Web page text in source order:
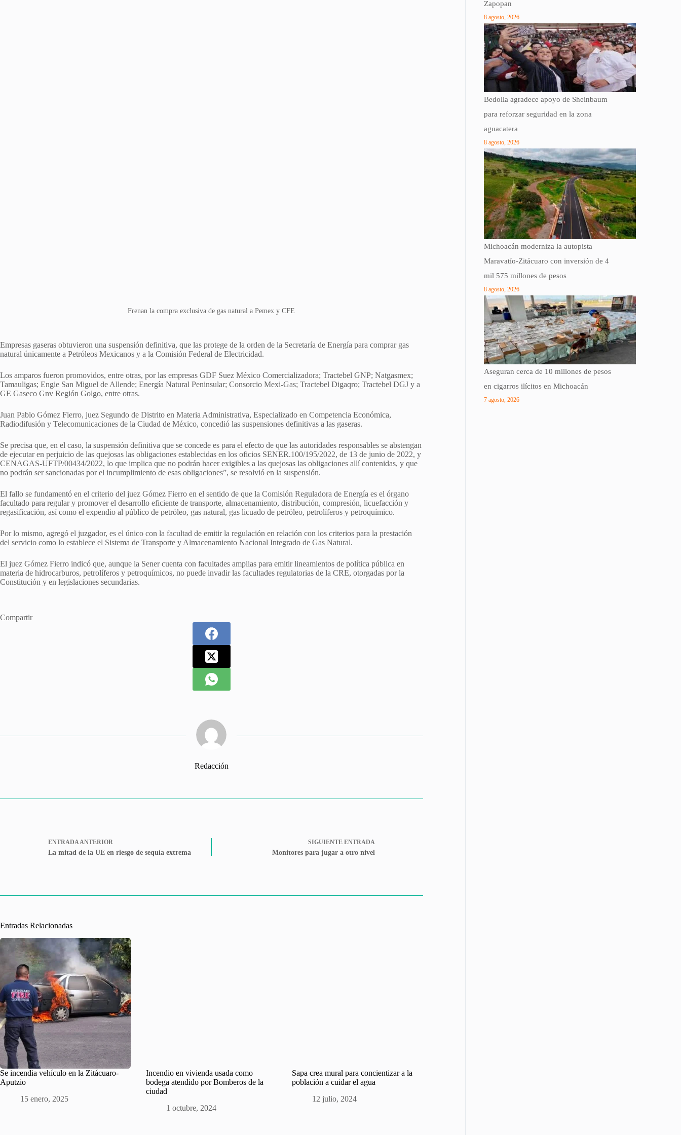
Frenan la compra exclusiva de gas natural a Pemex y CFE
Empresas gaseras obtuvieron una suspensión definitiva, que las protege de la orden de la Secretaría de Energía para comprar gas
natural únicamente a Petróleos Mexicanos y a la Comisión Federal de Electricidad.
Los amparos fueron promovidos, entre otras, por las empresas GDF Suez México Comercializadora; Tractebel GNP; Natgasmex;
Tamauligas; Engie San Miguel de Allende; Energía Natural Peninsular; Consorcio Mexi-Gas; Tractebel Digaqro; Tractebel DGJ y a
GE Gaseco Gnv Región Golgo, entre otras.
Juan Pablo Gómez Fierro, juez Segundo de Distrito en Materia Administrativa, Especializado en Competencia Económica,
Radiodifusión y Telecomunicaciones de la Ciudad de México, concedió las suspensiones definitivas a las gaseras.
Se precisa que, en el caso, la suspensión definitiva que se concede es para el efecto de que las autoridades responsables se abstengan
de ejecutar en perjuicio de las quejosas las obligaciones establecidas en los oficios SENER.100/195/2022, de 13 de junio de 2022, y
CENAGAS-UFTP/00434/2022, lo que implica que no podrán hacer exigibles a las quejosas las obligaciones allí contenidas, y que
no podrán ser sancionadas por el incumplimiento de esas obligaciones”, se resolvió en la suspensión.
El fallo se fundamentó en el criterio del juez Gómez Fierro en el sentido de que la Comisión Reguladora de Energía es el órgano
facultado para regular y promover el desarrollo eficiente de transporte, almacenamiento, distribución, compresión, licuefacción y
regasificación, así como el expendio al público de petróleo, gas natural, gas licuado de petróleo, petrolíferos y petroquímico.
Por lo mismo, agregó el juzgador, es el único con la facultad de emitir la regulación en relación con los criterios para la prestación
del servicio como lo establece el Sistema de Transporte y Almacenamiento Nacional Integrado de Gas Natural.
El juez Gómez Fierro indicó que, aunque la Sener cuenta con facultades amplias para emitir lineamientos de política pública en
materia de hidrocarburos, petrolíferos y petroquímicos, no puede invadir las facultades regulatorias de la CRE, otorgadas por la
Constitución y en legislaciones secundarias.
Compartir
Redacción
ENTRADAANTERIOR
La mitad de la UE en riesgo de sequía extrema
SIGUIENTE ENTRADA
Monitores para jugar a otro nivel
Entradas Relacionadas
Se incendia vehículo en la Zitácuaro-
Aputzio
15 enero, 2025
Incendio en vivienda usada como
bodega atendido por Bomberos de la
ciudad
1 octubre, 2024
Sapa crea mural para concientizar a la
población a cuidar el agua
12 julio, 2024
Zapopan
8 agosto, 2026
Bedolla agradece apoyo de Sheinbaum
para reforzar seguridad en la zona
aguacatera
8 agosto, 2026
Michoacán moderniza la autopista
Maravatío-Zitácuaro con inversión de 4
mil 575 millones de pesos
8 agosto, 2026
Aseguran cerca de 10 millones de pesos
en cigarros ilícitos en Michoacán
7 agosto, 2026